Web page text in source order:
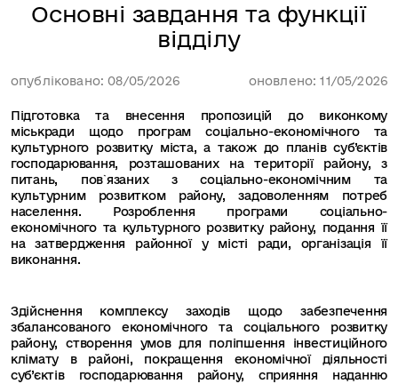
Основні завдання та функції
відділу
опубліковано: 08/05/2026 оновлено: 11/05/2026
Підготовка та внесення пропозицій до виконкому
міськради щодо програм соціально-економічного та
культурного розвитку міста, а також до планів суб’єктів
господарювання, розташованих на території району, з
питань, пов`язаних з соціально-економічним та
культурним розвитком району, задоволенням потреб
населення. Розроблення програми соціально-
економічного та культурного розвитку району, подання її
на затвердження районної у місті ради, організація її
виконання.
Здійснення комплексу заходів щодо забезпечення
збалансованого економічного та соціального розвитку
району, створення умов для поліпшення інвестиційного
клімату в районі, покращення економічної діяльності
суб’єктів господарювання району, сприяння наданню